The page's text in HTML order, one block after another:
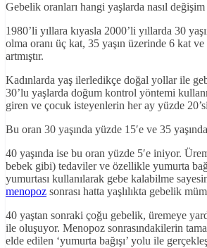
Gebelik oranları hangi yaşlarda nasıl
1980’li yıllara kıyasla 2000’li yıllarda 30
olma oranı üç kat, 35 yaşın üzerinde 6 kat
artmıştır.
Kadınlarda yaş ilerledikçe doğal yollar ile
30’lu yaşlarda doğum kontrol yöntemi
giren ve çocuk isteyenlerin her ay yüzde
Bu oran 30 yaşında yüzde 15′e ve 35
40 yaşında ise bu oran yüzde 5′e iniyor.
bebek gibi) tedaviler ve özellikle yumurta
yumurtası kullanılarak gebe kalabilme
menopoz sonrası hatta yaşlılıkta gebelik
40 yaştan sonraki çoğu gebelik, üremeye
ile oluşuyor. Menopoz sonrasındakilerin
elde edilen ‘yumurta bağışı’ yolu ile